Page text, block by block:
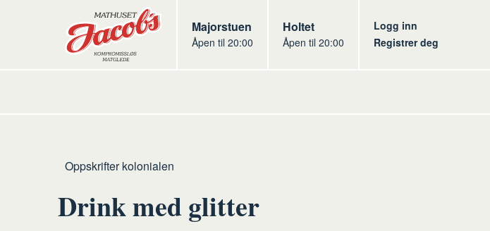
Butikker Jacobs
Majorstuen
Åpen til 20:00
Jacobs
Holtet
Åpen til 20:00
Logg inn
Registrer deg
Hjem
Kolonialen
Oppskrifter kolonialen
Drink med glitter